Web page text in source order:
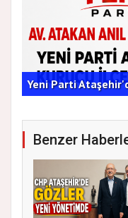
Yeni Parti
Benzer